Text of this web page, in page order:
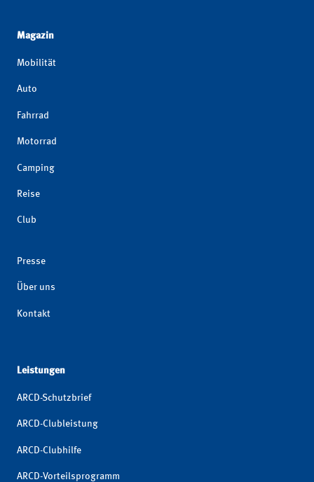
Magazin
Mobilität
Auto
Fahrrad
Motorrad
Camping
Reise
Club
Presse
Über uns
Kontakt
Leistungen
ARCD-Schutzbrief
ARCD-Clubleistung
ARCD-Clubhilfe
ARCD-Vorteilsprogramm